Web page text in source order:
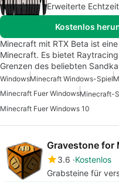
Erweiterte
Kostenlos
Minecraft mit RTX Beta ist
Minecraft. Es bietet
Grenzen des beliebten
WindowsMinecraft Windows-Spiel
Minecraft Fuer WindowsMinecraft-
Minecraft Fuer Windows 10
Gravestone for
3.6 Kostenlos
Grabsteine für